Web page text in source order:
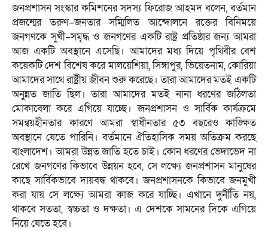
জনপ্রশাসন সংস্কার কমিশনের সদস্য ফিরোজ আহমদ বলেন, বর্তমান
প্রজন্মের তরুণ–জনতার সম্মিলিত আন্দোলনে রক্তের বিনিময়ে
জনগণকে সুখী–সমৃদ্ধ ও জনগণের একটি রাষ্ট্র প্রতিষ্ঠার জন্য আমরা
আজ একটি অবস্থানে এসেছি। আমাদের মধ্য দিয়ে পৃথিবীর বেশ
কয়েকটি দেশ বিশেষ করে মালয়েশিয়া, সিঙ্গাপুর, ভিয়েতনাম, কোরিয়া
আমাদের সাথে রাষ্ট্রীয় জীবন শুরু করেছে। তারা আমাদের মতই একটি
অনুন্নত জাতি ছিল। তারা আমাদের মতই নানা ধরণের জঠিলতা
মোকাবেলা করে এগিয়ে যাচ্ছে। জনপ্রশাসন ও সার্বিক কার্যক্রমে
সমন্বয়হীনতার কারণে আমরা স্বাধীনতার ৫৩ বছরেও কাঙ্ক্ষিত
অবস্থানে যেতে পারিনি। বর্তমানে ঐতিহাসিক সময় অতিক্রম করছে
বাংলাদেশ। আমরা উন্নত জাতি হতে চাই। কোন ধরণের ভেদাভেদ না
রেখে জনগণের কিভাবে উন্নয়ন হবে, সে লক্ষ্যে জনপ্রশাসন মানুষের
কাছে সার্বিকভাবে দায়বদ্ধ থাকবে। জনপ্রশাসনকে কিভাবে জনমুখী
করা যায় সে লক্ষ্যে আমরা কাজ করে যাচ্ছি। এখানে দুর্নীতি নয়,
থাকবে সততা, স্বচ্চতা ও দক্ষতা। এ দেশকে সামনের দিকে এগিয়ে
নিয়ে যেতে হবে।